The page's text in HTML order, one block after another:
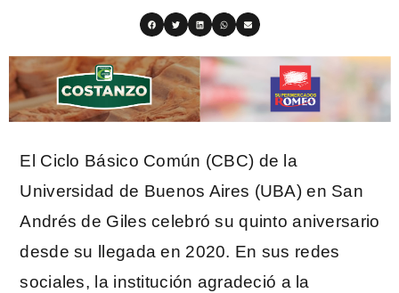
El Ciclo Básico Común (CBC) de la
Universidad de Buenos Aires (UBA) en San
Andrés de Giles celebró su quinto aniversario
desde su llegada en 2020. En sus redes
sociales, la institución agradeció a la